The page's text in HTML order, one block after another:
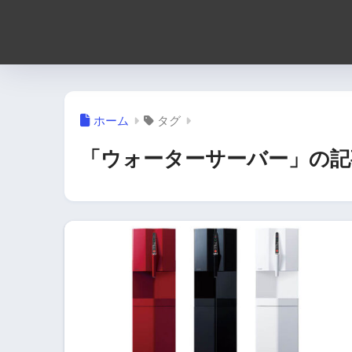
ホーム タグ
「ウォーターサーバー」の